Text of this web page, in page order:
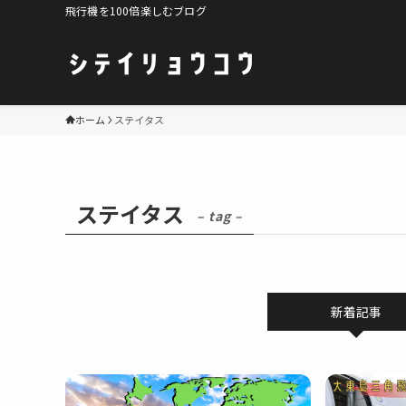
飛行機を100倍楽しむブログ
ホーム ステイタス
ステイタス – tag –
新着記事